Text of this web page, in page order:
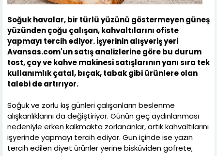
Soğuk havalar, bir türlü yüzünü göstermeyen güneş
yüzünden çoğu çalışan, kahvaltılarını ofiste
yapmayı tercih ediyor. İşyerinin alışveriş yeri
Avansas.com'un satış analizlerine göre bu durum
tost, çay ve kahve makinesi satışlarının yanı sıra tek
kullanımlık çatal, bıçak, tabak gibi ürünlere olan
talebi de artırıyor.
Soğuk ve zorlu kış günleri çalışanların beslenme
alışkanlıklarını da değiştiriyor. Günün geç aydınlanması
nedeniyle erken kalkmakta zorlananlar, artık kahvaltılarını
işyerinde yapmayı tercih ediyor. Gün içinde ise yazın
tercih edilen diyet ürünler yerine bisküviden gofrete,